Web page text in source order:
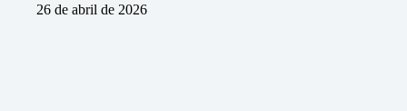
26 de abril de 2026